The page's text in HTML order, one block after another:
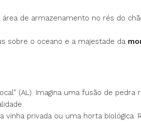
de armazenamento no rés do
sobre o oceano e a majestade da
(AL). Imagina uma fusão de
privada ou uma horta biológica.